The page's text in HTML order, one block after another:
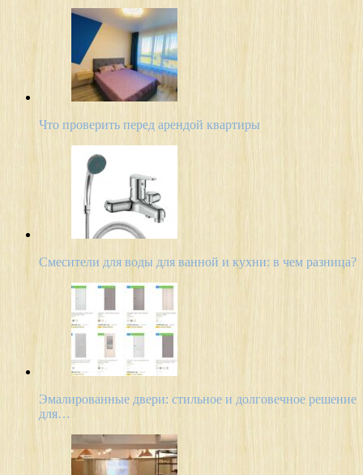
Что проверить перед арендой квартиры
Смесители для воды для ванной и кухни: в чем разница?
Эмалированные двери: стильное и долговечное решение
для…